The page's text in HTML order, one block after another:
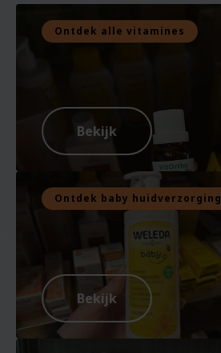
Ontdek alle vitamines
Bekijk
Ontdek baby huidverzorging
Bekijk